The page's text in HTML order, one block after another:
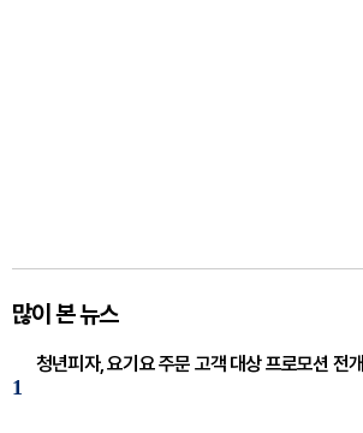
많이 본 뉴스
1
청년피자, 요기요 주문 고객 대상 프로모션 전개